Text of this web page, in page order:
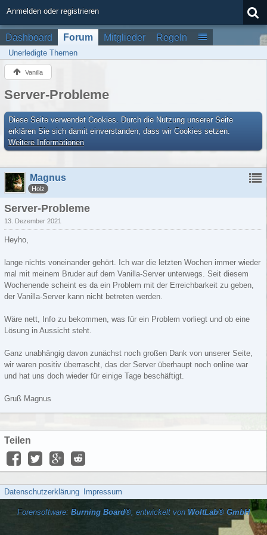
Anmelden oder registrieren
Dashboard Forum Mitglieder Regeln
Unerledigte Themen
Vanilla
Server-Probleme
Diese Seite verwendet Cookies. Durch die Nutzung unserer Seite
erklären Sie sich damit einverstanden, dass wir Cookies setzen.
Weitere Informationen
Magnus
Holz
Server-Probleme
13. Dezember 2021
Heyho,
lange nichts voneinander gehört. Ich war die letzten Wochen immer wieder
mal mit meinem Bruder auf dem Vanilla-Server unterwegs. Seit diesem
Wochenende scheint es da ein Problem mit der Erreichbarkeit zu geben,
der Vanilla-Server kann nicht betreten werden.
Wäre nett, Info zu bekommen, was für ein Problem vorliegt und ob eine
Lösung in Aussicht steht.
Ganz unabhängig davon zunächst noch großen Dank von unserer Seite,
wir waren positiv überrascht, das der Server überhaupt noch online war
und hat uns doch wieder für einige Tage beschäftigt.
Gruß Magnus
Teilen
Datenschutzerklärung Impressum
Forensoftware: Burning Board®, entwickelt von WoltLab® GmbH